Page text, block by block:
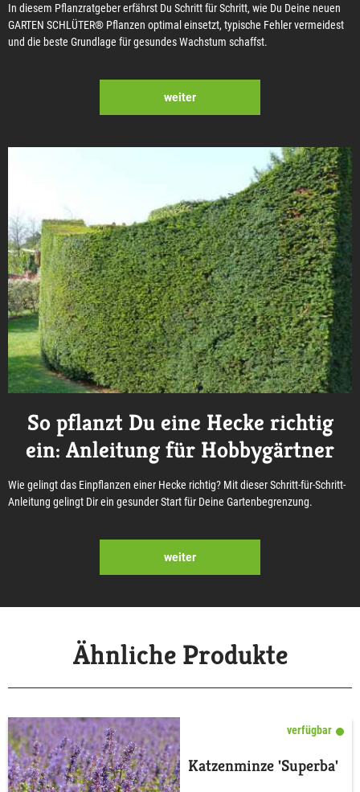
In diesem Pflanzratgeber erfährst Du Schritt für Schritt, wie Du Deine neuen
GARTEN SCHLÜTER® Pflanzen optimal einsetzt, typische Fehler vermeidest
und die beste Grundlage für gesundes Wachstum schaffst.
weiter
So pflanzt Du eine Hecke richtig
ein: Anleitung für Hobbygärtner
Wie gelingt das Einpflanzen einer Hecke richtig? Mit dieser Schritt-für-Schritt-
Anleitung gelingt Dir ein gesunder Start für Deine Gartenbegrenzung.
weiter
Ähnliche Produkte
verfügbar
Katzenminze 'Superba'